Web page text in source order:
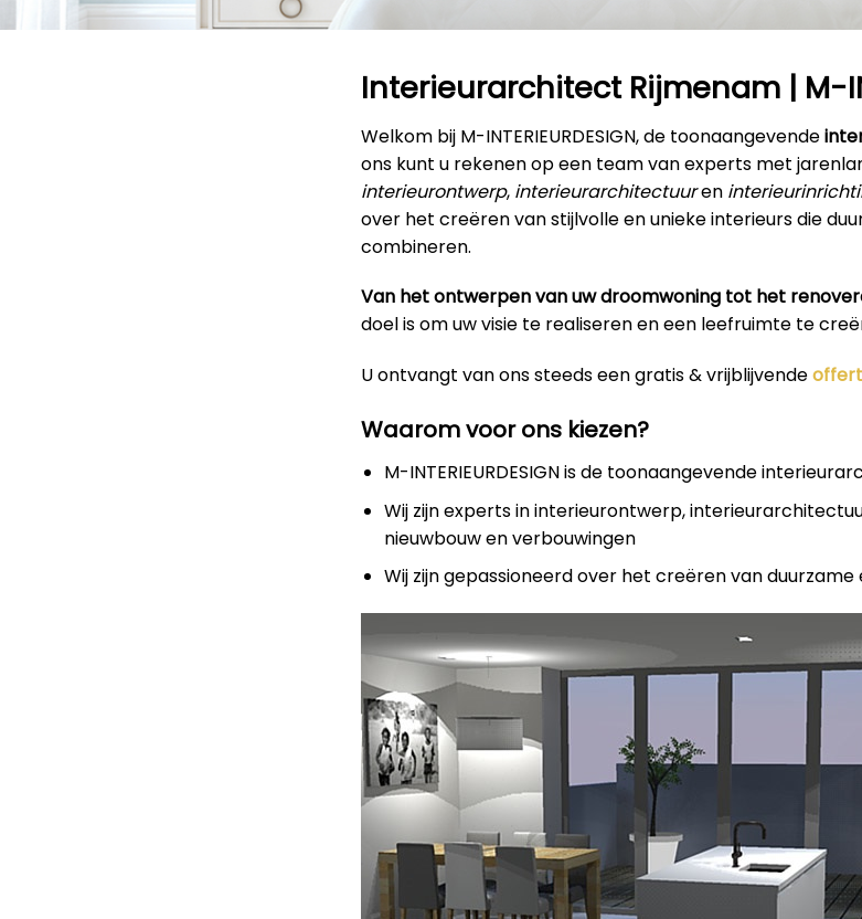
Interieurarchitect Rijmenam | M-
Welkom bij M-INTERIEURDESIGN, de toonaangevende
ons kunt u rekenen op een team van experts met
interieurontwerp, interieurarchitectuuren
over het creëren van stijlvolle en unieke interieurs die
combineren.
Van het ontwerpen van uw droomwoning tot het
doel is om uw visie te realiseren en een leefruimte te
U ontvangt van ons steeds een gratis & vrijblijvende
Waarom voor ons kiezen?
M-INTERIEURDESIGN is de toonaangevende
Wij zijn experts in interieurontwerp,
nieuwbouw en verbouwingen
Wij zijn gepassioneerd over het creëren van